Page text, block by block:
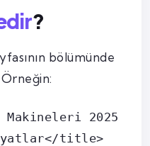
?
bölümünde
2025
title>